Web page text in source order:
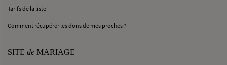
Tarifs de la liste
Comment récupérer les dons de mes proches ?
SITE de MARIAGE